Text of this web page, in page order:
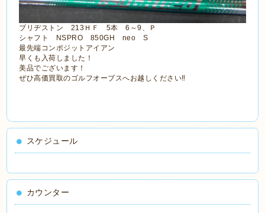
ブリヂストン 213ＨＦ 5本 6～9、Ｐ
シャフト NSPRO 850GH neo S
最先端コンポジットアイアン
早くも入荷しました！
美品でございます！
ぜひ高価買取のゴルフオーブスへお越しください‼
スケジュール
カウンター